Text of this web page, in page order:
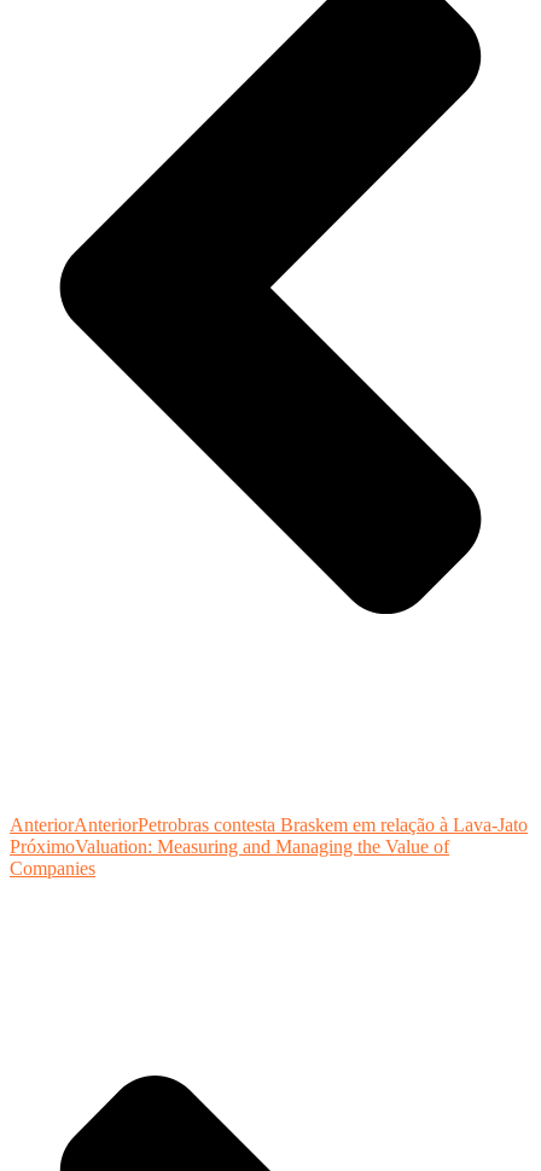
AnteriorAnteriorPetrobras contesta Braskem em relação à Lava-Jato
PróximoValuation: Measuring and Managing the Value of
Companies